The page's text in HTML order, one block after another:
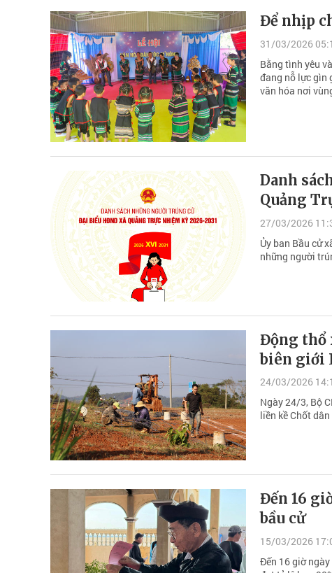
Để nhịp
31/03/2026
Bằng tình yêu
đang nỗ lực gìn
văn hóa nơi
Danh
Quảng
27/03/2026
Ủy ban Bầu cử
những người
Động thổ
biên giới
24/03/2026
Ngày 24/3, Bộ
liền kề Chốt
Đến 16
bầu cử
15/03/2026
Đến 16 giờ